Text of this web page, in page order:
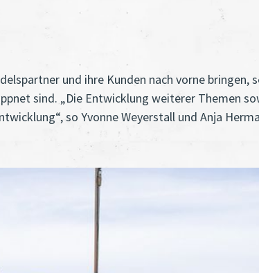
und ihre Kunden nach vorne bringen,
sind. „Die Entwicklung weiterer Themen
so Yvonne Weyerstall und Anja